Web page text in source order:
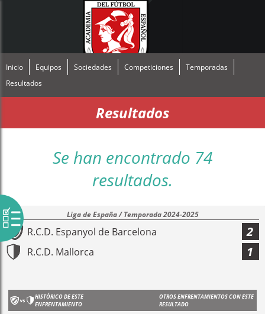
Inicio Equipos Sociedades Competiciones
Temporadas
Resultados
Resultados
Se han encontrado 74
resultados.
Liga de España / Temporada 2024-2025
R.C.D. Espanyol de Barcelona 2
R.C.D. Mallorca 1
HISTÓRICO DE ESTE
ENFRENTAMIENTO
OTROS ENFRENTAMIENTOS CON ESTE
RESULTADO